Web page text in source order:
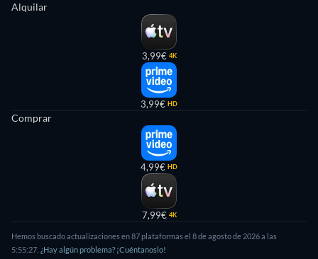
Alquilar
3,99€ 4K
3,99€ HD
Comprar
4,99€ HD
7,99€ 4K
Hemos buscado actualizaciones en 87 plataformas el 8 de agosto de 2026 a las
5:55:27. ¿Hay algún problema? ¡Cuéntanoslo!